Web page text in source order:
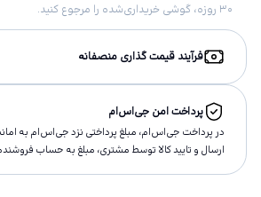
۳۰ روزه، گوشی خریداری‌شده را مرجوع کنید.
فرآیند قیمت گذاری منصفانه
پرداخت امن جی‌اس‌ام
در پرداخت جی‌اس‌ام، مبلغ پرداختى نزد جی‌اس‌ام به
ارسال و تاييد كالا توسط مشتری، مبلغ به حساب